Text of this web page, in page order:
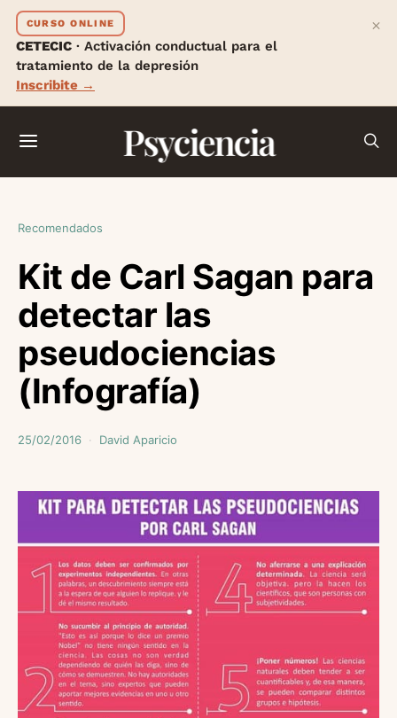
CURSO ONLINE
CETECIC · Activación conductual para el
tratamiento de la depresión
Inscribite →
×
Psyciencia
Recomendados
Kit de Carl Sagan para
detectar las
pseudociencias
(Infografía)
25/02/2016 David Aparicio